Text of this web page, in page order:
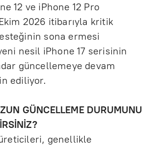
12 ve iPhone 12 Pro
2026 itibarıyla kritik
sona ermesi
nesil iPhone 17 serisinin
güncellemeye devam
ediliyor.
GÜNCELLEME DURUMUNU
genellikle